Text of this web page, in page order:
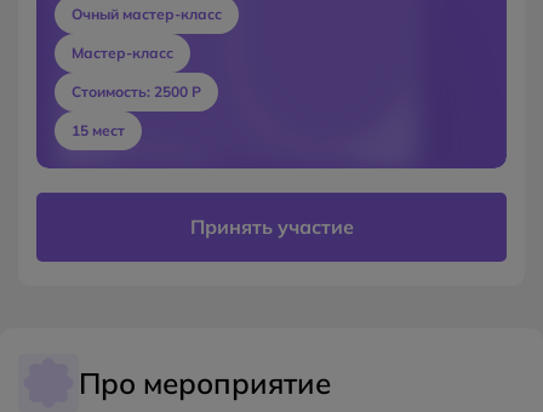
Очный мастер-класс
Мастер-класс
Стоимость: 2500 Р
15 мест
Принять участие
Про мероприятие